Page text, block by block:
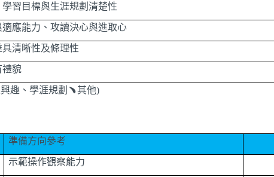
學習目標與生涯規劃清楚性
應能力、攻讀決心與進取心
清晰性及條理性
禮貌
趣、學涯規劃 ﹅其他)
準備方向參考
示範操作觀察能力